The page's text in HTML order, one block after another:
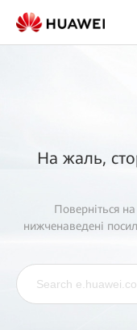
На жаль,
Поверніться на
нижченаведені